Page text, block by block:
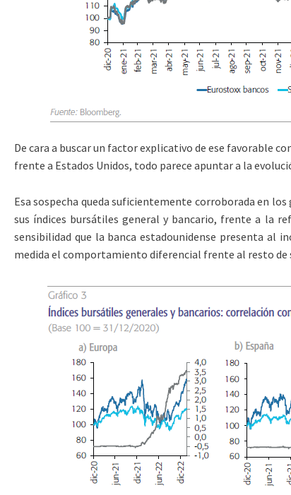
De cara a buscar un factor explicativo de ese favorable
frente a Estados Unidos, todo parece apuntar a la
Esa sospecha queda suficientemente corroborada en
sus índices bursátiles general y bancario, frente a la
sensibilidad que la banca estadounidense presenta al
medida el comportamiento diferencial frente al resto de